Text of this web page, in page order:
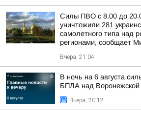
Силы ПВО с 8.00 до
уничтожили 281
самолетного типа над
регионами, сообщает
Вчера, 21:04
В ночь на 6 августа
БПЛА над Воронежской
Вчера, 20:12